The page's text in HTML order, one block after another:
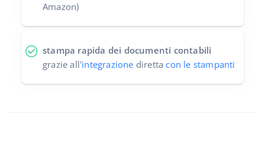
Amazon)
stampa rapida dei documenti contabili
grazie all'integrazione direttacon le stampanti